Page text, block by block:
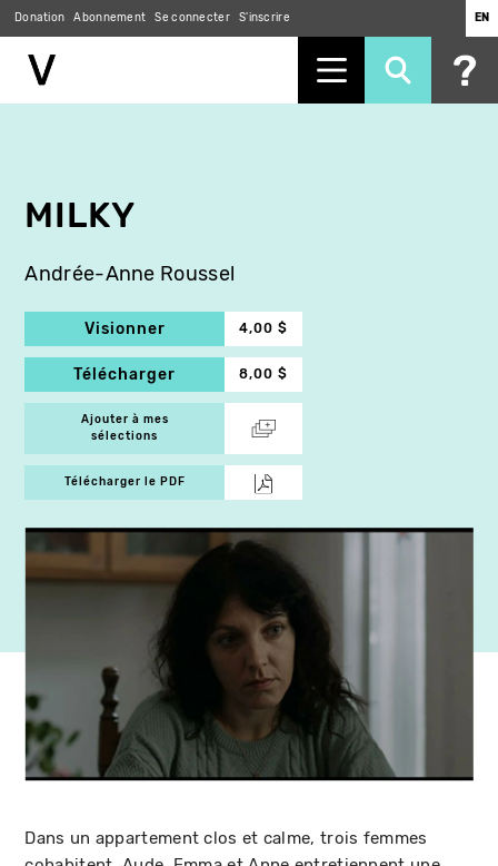
Donation Abonnement Se connecter S'inscrire EN
MILKY
Andrée-Anne Roussel
Visionner 4,00 $
Télécharger 8,00 $
Ajouter à mes
sélections
Télécharger le PDF
Dans un appartement clos et calme, trois femmes